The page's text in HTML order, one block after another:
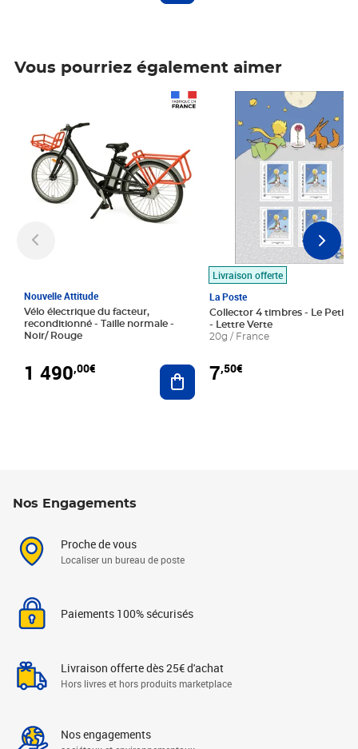
Vous pourriez également aimer
Nouvelle Attitude
Vélo électrique du facteur,
reconditionné - Taille normale -
Noir/ Rouge
1 490,00€ Ajouter au panier
Livraison offerte
La Poste
Collector 4 timbres - Le Petit
- Lettre Verte
20g / France
7,50€
Prix 7,50€
Nos Engagements
Proche de vous
Localiser un bureau de poste
Paiements 100% sécurisés
Livraison offerte dès 25€ d'achat
Hors livres et hors produits marketplace
Nos engagements